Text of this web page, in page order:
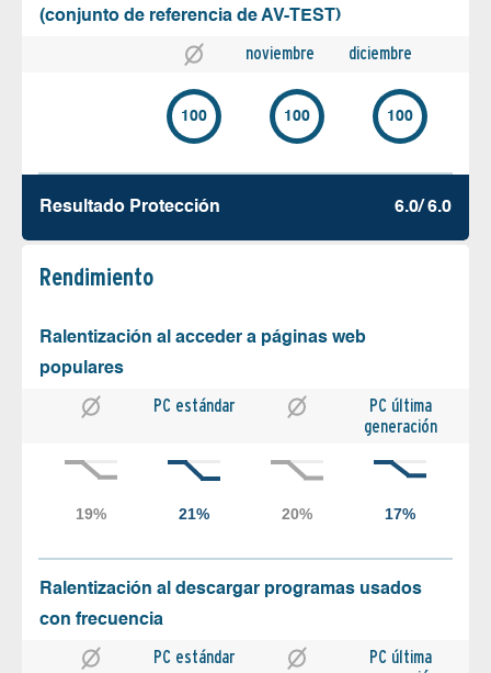
(conjunto de referencia de AV-TEST)
noviembre diciembre
100 100 100
Resultado Protección 6.0/ 6.0
Rendimiento
Ralentización al acceder a páginas web
populares
PC estándar
PC última
generación
Ralentización al descargar programas usados
con frecuencia
PC estándar
PC última